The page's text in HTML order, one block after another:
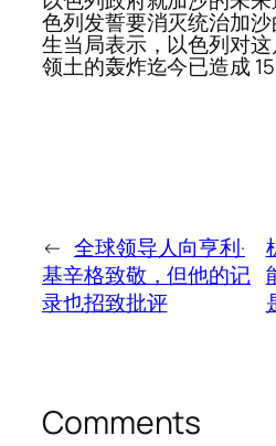
色列发誓要消灭统治加
生当局表示，以色列对
领土的轰炸迄今已造成
← 全球领导人向亨利·
基辛格致敬，但他的记
录也招致批评
Comments